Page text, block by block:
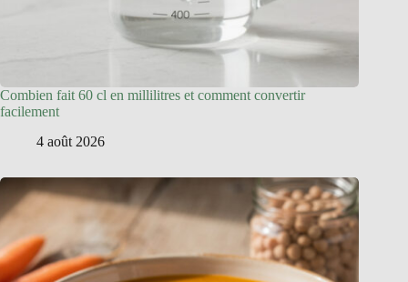
Combien fait 60 cl en millilitres et comment convertir
facilement
4 août 2026